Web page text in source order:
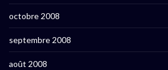
octobre 2008
septembre 2008
août 2008